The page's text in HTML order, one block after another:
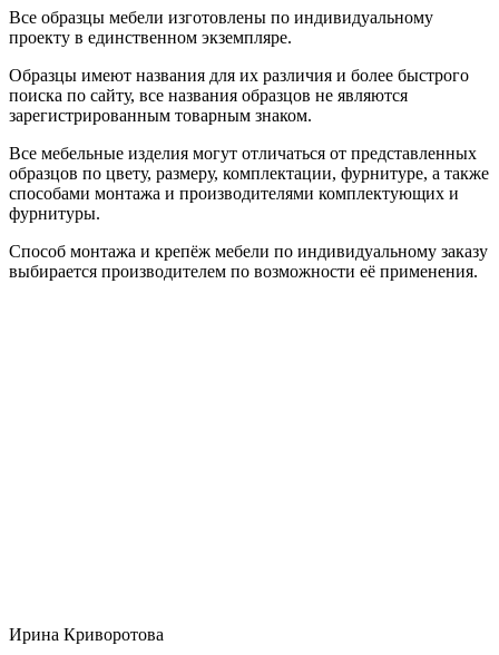
Все образцы мебели изготовлены по индивидуальному
проекту в единственном экземпляре.
Образцы имеют названия для их различия и более быстрого
поиска по сайту, все названия образцов не являются
зарегистрированным товарным знаком.
Все мебельные изделия могут отличаться от представленных
образцов по цвету, размеру, комплектации, фурнитуре, а также
способами монтажа и производителями комплектующих и
фурнитуры.
Способ монтажа и крепёж мебели по индивидуальному заказу
выбирается производителем по возможности её применения.
Ирина Криворотова